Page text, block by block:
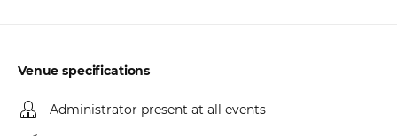
Venue specifications
Administrator present at all events